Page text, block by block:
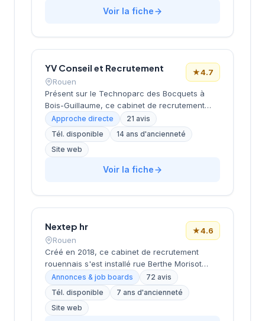
recrutement permanent à destination des
entreprises normandes. Les 47 avis clients
reconnaissance client illustre l'efficacité de
l'accompagnement proposé dans le bassin
rouennais.
Voir la fiche
YV Conseil et Recrutement
Rouen
★4.7
Présent sur le Technoparc des Bocquets à
Bois-Guillaume, ce cabinet de recrutement
intervient sur l'ensemble de l'agglomération
rouennaise. Dirigé par Vert Frech, il
accompagne les entreprises normandes dans
leurs recrutements de cadres et profils
spécialisés. La structure bénéficie d'une
excellente réputation client avec une note
économique local.
Approche directe
21 avis
Tél. disponible
14 ans d'ancienneté
Site web
Voir la fiche
Nextep hr
Rouen
★4.6
Créé en 2018, ce cabinet de recrutement
rouennais s'est installé rue Berthe Morisot
dans l'immeuble Phébé. La structure
accompagne les entreprises de la région dans
leurs problématiques de recrutement et de
ressources humaines. Avec une note de 4,6/5
Annonces & job boards
72 avis
Tél. disponible
7 ans d'ancienneté
Site web